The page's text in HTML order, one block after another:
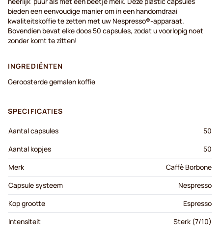
bieden een eenvoudige manier om in een handomdraai
kwaliteitskoffie te zetten met uw Nespresso®-apparaat.
Bovendien bevat elke doos 50 capsules, zodat u voorlopig noet
zonder komt te zitten!
INGREDIËNTEN
Geroosterde gemalen koffie
SPECIFICATIES
Aantal capsules
50
Aantal kopjes
50
Merk
Caffè Borbone
Capsule systeem
Nespresso
Kop grootte
Espresso
Intensiteit
Sterk (7/10)